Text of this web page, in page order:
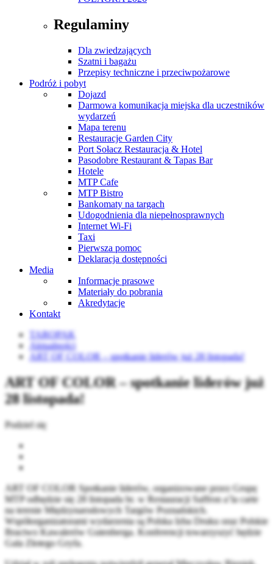
Regulaminy
Dla zwiedzających
Szatni i bagażu
Przepisy techniczne i przeciwpożarowe
Podróż i pobyt
Dojazd
Darmowa komunikacja miejska dla uczestników
wydarzeń
Mapa terenu
Restauracje Garden City
Port Sołacz Restauracja & Hotel
Pasodobre Restaurant & Tapas Bar
Hotele
MTP Cafe
MTP Bistro
Bankomaty na targach
Udogodnienia dla niepełnosprawnych
Internet Wi-Fi
Taxi
Pierwsza pomoc
Deklaracja dostępności
Media
Informacje prasowe
Materiały do pobrania
Akredytacje
Kontakt
TAROPAK
Aktualności
ART OF COLOR – spotkanie liderów już 28 listopada!
ART OF COLOR – spotkanie liderów już
28 listopada!
Podziel się
ART OF COLOR Spotkanie liderów, organizowane przez Grupę
MTP odbędzie się 28 listopada br. w Restauracji Saffron a’la carte
na terenie Międzynarodowych Targów Poznańskich.
Współorganizatorami wydarzenia są Polska Izba Druku oraz Polskie
Bractwo Kawalerów Gutenberga. Konferencji towarzyszyć będzie
Gala Złotego Gryfa.